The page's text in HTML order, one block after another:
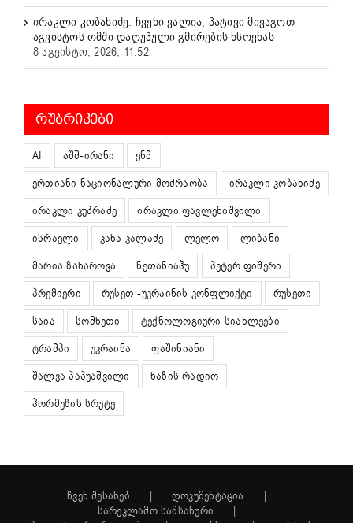
ირაკლი კობახიძე: ჩვენი ვალია, პატივი მივაგოთ
აგვისტოს ომში დაღუპული გმირების ხსოვნას
8 აგვისტო, 2026, 11:52
ᲠᲣᲑᲠᲘᲙᲔᲑᲘ
AI აშშ-ირანი
ენმ
ერთიანი ნაციონალური მოძრაობა
ირაკლი კობახიძე
ირაკლი კუპრაძე
ირაკლი ფავლენიშვილი
ისრაელი
კახა კალაძე ლელო
ლიბანი
მარია ზახაროვა
ნეთანიაჰუ
პეტერ ფიშერი
პრემიერი
რუსეთ -უკრაინის კონფლიქტი
რუსეთი
საია
სომხეთი
ტექნოლოგიური სიახლეები
ტრამპი
უკრაინა
ფაშინიანი
შალვა პაპუაშვილი
ხაზის რადიო
ჰორმუზის სრუტე
ჩვენ შესახებ
დოკუმენტაცია
სარეკლამო სამსახური